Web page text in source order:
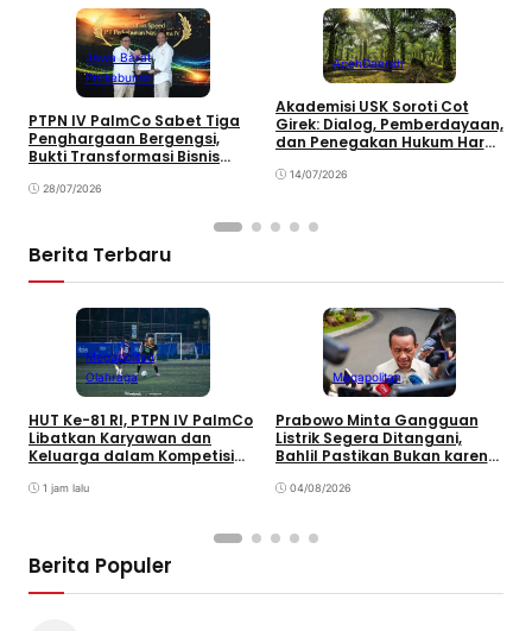
Jawa Barat
Perkebunan
PTPN IV PalmCo Sabet Tiga
Penghargaan Bergengsi,
Bukti Transformasi Bisnis
28/07/2026
AcehDaerah
Akademisi USK Soroti Cot
Girek: Dialog, Pemberdayaan,
dan Penegakan Hukum Harus
14/07/2026
Berita Terbaru
Megapolitan
Olahraga
HUT Ke-81 RI, PTPN IV PalmCo
Libatkan Karyawan dan
Keluarga dalam Kompetisi
1 jam lalu
Megapolitan
Prabowo Minta Gangguan
Listrik Segera Ditangani,
Bahlil Pastikan Bukan karena
04/08/2026
Berita Populer